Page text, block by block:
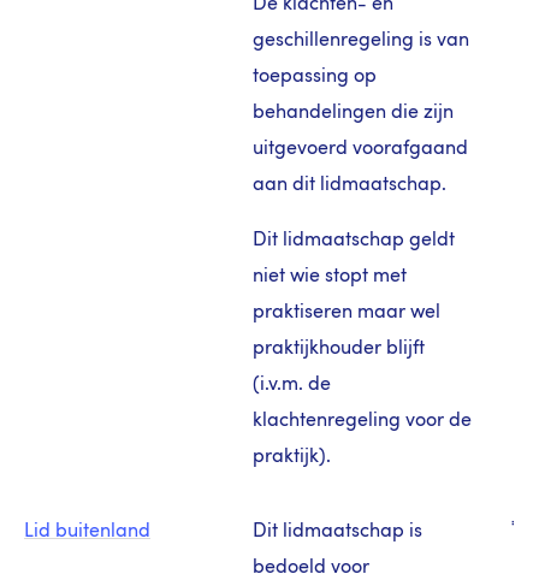
De klachten- en
geschillenregeling is van
toepassing op
behandelingen die zijn
uitgevoerd voorafgaand
aan dit lidmaatschap.
Dit lidmaatschap geldt
niet wie stopt met
praktiseren maar wel
praktijkhouder blijft
(i.v.m. de
klachtenregeling voor de
praktijk).
Lid buitenland
Dit lidmaatschap is
bedoeld voor
€